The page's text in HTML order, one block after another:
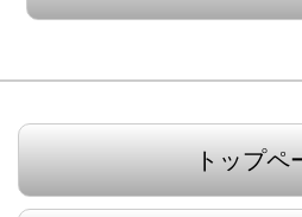
トップペ